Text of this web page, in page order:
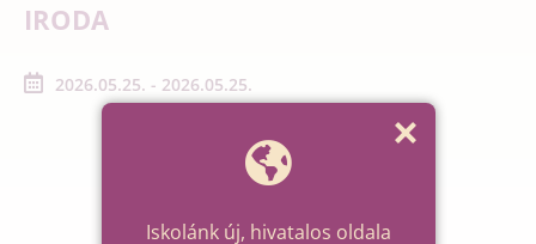
IRODA
2026.05.25. - 2026.05.25.
Iskolánk új, hivatalos oldala